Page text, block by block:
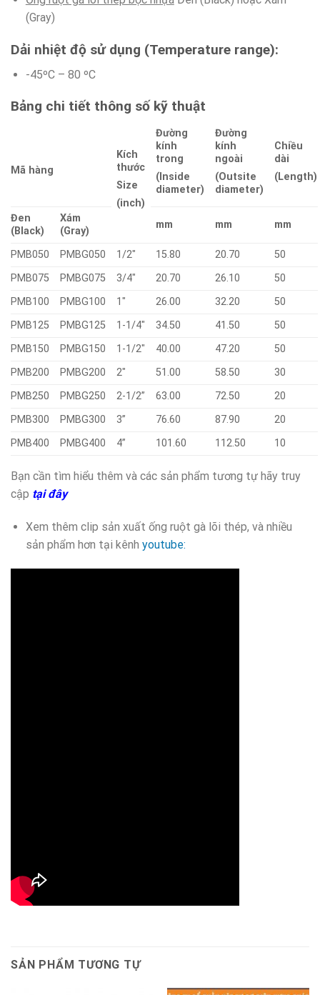
(Gray)
Dải nhiệt độ sử dụng (Temperature range):
-45ºC – 80 ºC
Bảng chi tiết thông số kỹ thuật
Mã hàng
Kích
thước
Size
(inch)
Đường
kính
trong
(Inside
diameter)
Đường
kính
ngoài
(Outsite
diameter)
Chiều
dài
(Length)
Đen
(Black)
Xám
(Gray)
mm mm mm
PMB050 PMBG050 1/2″ 15.80 20.70
50
PMB075
PMBG075 3/4″ 20.70 26.10
50
PMB100
PMBG100 1″ 26.00 32.20
50
PMB125
PMBG125 1-1/4″ 34.50 41.50
50
PMB150
PMBG150 1-1/2″ 40.00 47.20
50
PMB200
PMBG200 2″ 51.00 58.50
30
PMB250
PMBG250 2-1/2” 63.00 72.50
20
PMB300
PMBG300 3” 76.60 87.90
20
PMB400
PMBG400 4” 101.60 112.50 10
Bạn cần tìm hiểu thêm và các sản phẩm tương tự hãy truy
cập tại đây
Xem thêm clip sản xuất ống ruột gà lõi thép, và nhiều
sản phẩm hơn tại kênh youtube:
SẢN PHẨM TƯƠNG TỰ